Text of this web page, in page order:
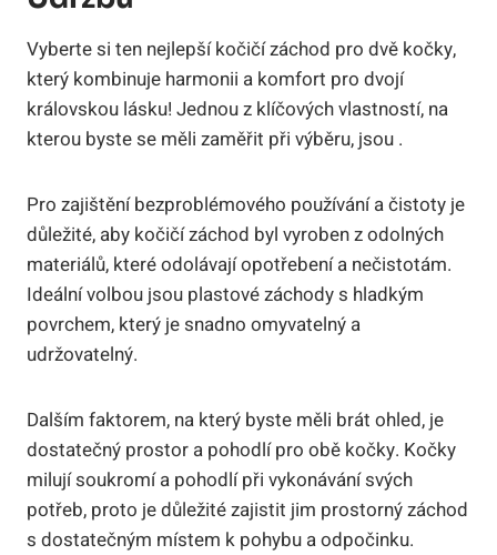
Vyberte si ten nejlepší kočičí záchod pro dvě kočky,
který kombinuje harmonii a komfort pro dvojí
královskou lásku! Jednou z klíčových vlastností, na
kterou byste se měli zaměřit při výběru, jsou .
Pro zajištění bezproblémového používání a čistoty je
důležité, aby kočičí záchod byl vyroben z odolných
materiálů, které odolávají opotřebení a nečistotám.
Ideální volbou jsou plastové záchody s hladkým
povrchem, který je snadno omyvatelný a
udržovatelný.
Dalším faktorem, na který byste měli brát ohled, je
dostatečný prostor a pohodlí pro obě kočky. Kočky
milují soukromí a pohodlí při vykonávání svých
potřeb, proto je důležité zajistit jim prostorný záchod
s dostatečným místem k pohybu a odpočinku.